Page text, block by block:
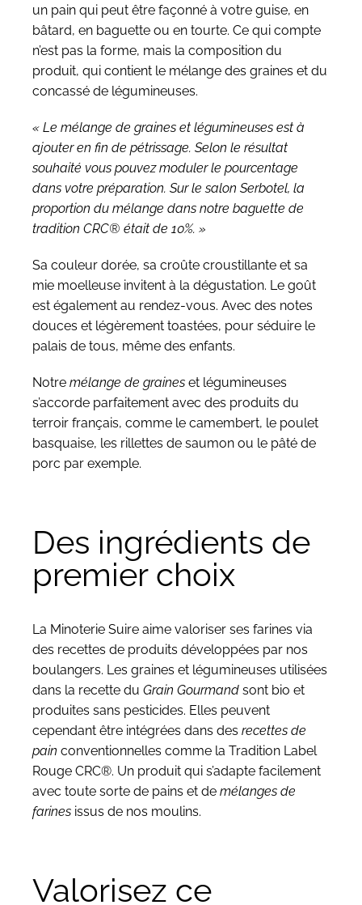
un pain qui peut être façonné à votre guise, en
bâtard, en baguette ou en tourte. Ce qui compte
n’est pas la forme, mais la composition du
produit, qui contient le mélange des graines et du
concassé de légumineuses.
« Le mélange de graines et légumineuses est à
ajouter en fin de pétrissage. Selon le résultat
souhaité vous pouvez moduler le pourcentage
dans votre préparation. Sur le salon Serbotel, la
proportion du mélange dans notre baguette de
tradition CRC® était de 10%. »
Sa couleur dorée, sa croûte croustillante et sa
mie moelleuse invitent à la dégustation. Le goût
est également au rendez-vous. Avec des notes
douces et légèrement toastées, pour séduire le
palais de tous, même des enfants.
Notre mélange de graines et légumineuses
s’accorde parfaitement avec des produits du
terroir français, comme le camembert, le poulet
basquaise, les rillettes de saumon ou le pâté de
porc par exemple.
Des ingrédients de
premier choix
La Minoterie Suire aime valoriser ses farines via
des recettes de produits développées par nos
boulangers. Les graines et légumineuses utilisées
dans la recette du Grain Gourmand sont bio et
produites sans pesticides. Elles peuvent
cependant être intégrées dans des recettes de
pain conventionnelles comme la Tradition Label
Rouge CRC®. Un produit qui s’adapte facilement
avec toute sorte de pains et de mélanges de
farines issus de nos moulins.
Valorisez ce